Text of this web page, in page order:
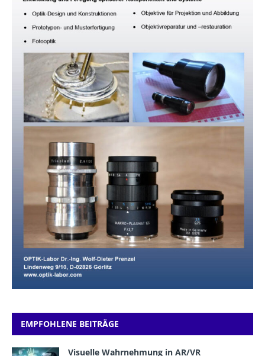
EMPFOHLENE BEITRÄGE
Visuelle Wahrnehmung in AR/VR